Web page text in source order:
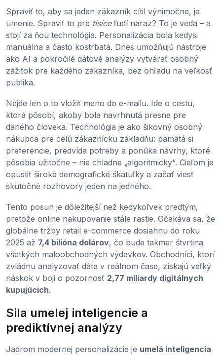
Spraviť to, aby sa jeden zákazník cítil výnimočne, je
umenie. Spraviť to pre tisíceľudí naraz? To je veda – a
stojí za ňou technológia. Personalizácia bola kedysi
manuálna a často kostrbatá. Dnes umožňujú nástroje
ako AI a pokročilé dátové analýzy vytvárať osobný
zážitok pre každého zákazníka, bez ohľadu na veľkosť
publika.
Nejde len o to vložiť meno do e-mailu. Ide o cestu,
ktorá pôsobí, akoby bola navrhnutá presne pre
daného človeka. Technológia je ako šikovný osobný
nákupca pre celú zákaznícku základňu: pamätá si
preferencie, predvída potreby a ponúka návrhy, ktoré
pôsobia užitočne – nie chladne „algoritmicky“. Cieľom je
opustiť široké demografické škatuľky a začať viesť
skutočné rozhovory jeden na jedného.
Tento posun je dôležitejší než kedykoľvek predtým,
pretože online nakupovanie stále rastie. Očakáva sa, že
globálne tržby retail e-commerce dosiahnu do roku
2025 až 7,4 bilióna dolárov, čo bude takmer štvrtina
všetkých maloobchodných výdavkov. Obchodníci, ktorí
zvládnu analyzovať dáta v reálnom čase, získajú veľký
náskok v boji o pozornosť 2,77 miliardy digitálnych
kupujúcich.
Sila umelej inteligencie a
prediktívnej analýzy
Jadrom modernej personalizácie je umelá inteligencia